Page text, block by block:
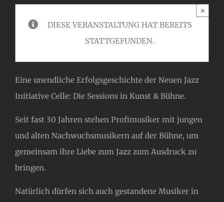
DIESE VERANSTALTUNG HAT BEREITS
STATTGEFUNDEN.
×
Eine unendliche Erfolgsgeschichte der Neuen Jazz
Initiative Celle: Die Sessions in Kunst & Bühne.
Seit fast 30 Jahren stehen Profimusiker mit jungen
und alten Nachwuchsmusikern auf der Bühne, um
gemeinsam ihre Liebe zum Jazz zum Ausdruck zu
bringen.
Natürlich dürfen sich auch gestandene Musiker in